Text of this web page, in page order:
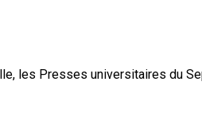
les Presses universitaires du